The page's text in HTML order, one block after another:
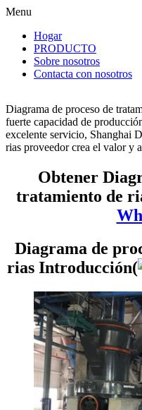
Menu
Hogar
PRODUCTO
Sobre nosotros
Contacta con nosotros
Diagrama de proceso de
fuerte capacidad de
excelente servicio, Shanghai
rias proveedor crea el valor y
Obtener
tratamiento de
Diagrama de
rias Introducción(